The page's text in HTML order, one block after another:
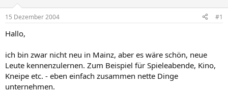
e
r
l
t
15 Dezember 2004 #1
Hallo,
ich bin zwar nicht neu in Mainz, aber es wäre schön, neue
Leute kennenzulernen. Zum Beispiel für Spieleabende, Kino,
Kneipe etc. - eben einfach zusammen nette Dinge
unternehmen.